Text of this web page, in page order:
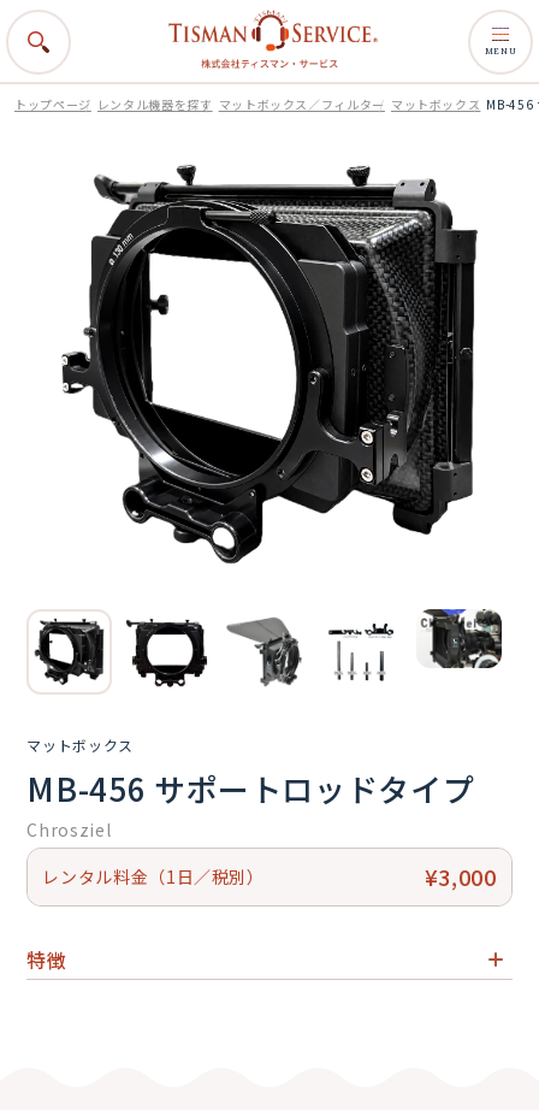
MENU
トップページ レンタル機器を探す マットボックス／フィルター マットボックス MB-456
マットボックス
MB-456 サポートロッドタイプ
Chrosziel
レンタル料金（1日／税別）
¥3,000
特徴